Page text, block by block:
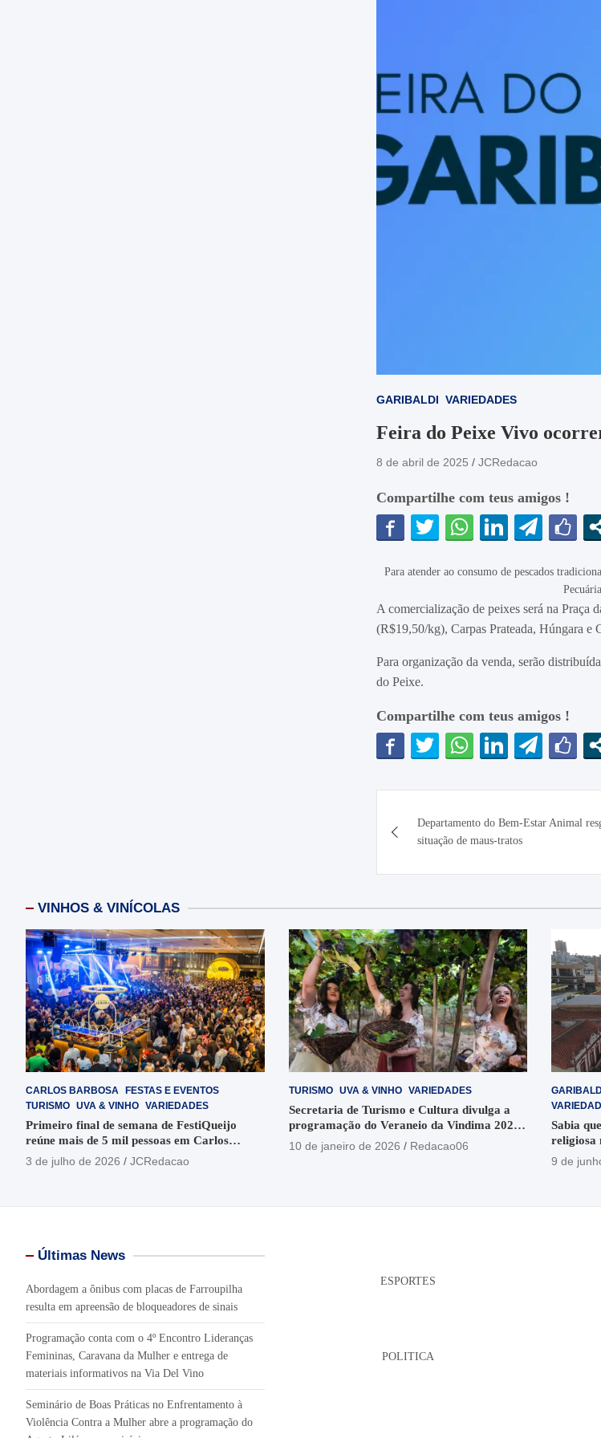
GARIBALDI VARIEDADES
Feira do Peixe Vivo
8 de abril de 2025 JCRedacao
Compartilhe com teus amigos !
Para atender ao consumo de pescados
A comercialização de peixes será na Praça
(R$19,50/kg), Carpas Prateada, Húngara
Para organização da venda, serão
do Peixe.
Compartilhe com teus amigos !
de
Post
Departamento do Bem-Estar Animal
situação de maus-tratos
VINHOS & VINÍCOLAS
CARLOS BARBOSA
FESTAS E EVENTOS
TURISMO UVA & VINHO VARIEDADES
Primeiro final de semana de FestiQueijo
reúne mais de 5 mil pessoas em Carlos
Barbosa
3 de julho de 2026 JCRedacao
TURISMO UVA & VINHO VARIEDADES
Secretaria de Turismo e Cultura divulga a
programação do Veraneio da Vindima 2026
em Garibaldi
10 de janeiro de 2026 Redacao06
Sabia
religiosa
está no
9 de
Últimas News
Abordagem a ônibus com placas de Farroupilha
resulta em apreensão de bloqueadores de sinais
Programação conta com o 4º Encontro Lideranças
Femininas, Caravana da Mulher e entrega de
materiais informativos na Via Del Vino
Seminário de Boas Práticas no Enfrentamento à
Violência Contra a Mulher abre a programação do
ESPORTES
POLITICA